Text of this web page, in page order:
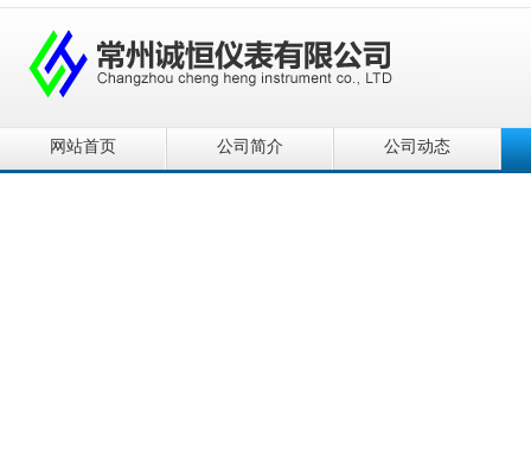
网站首页 公司简介 公司动态